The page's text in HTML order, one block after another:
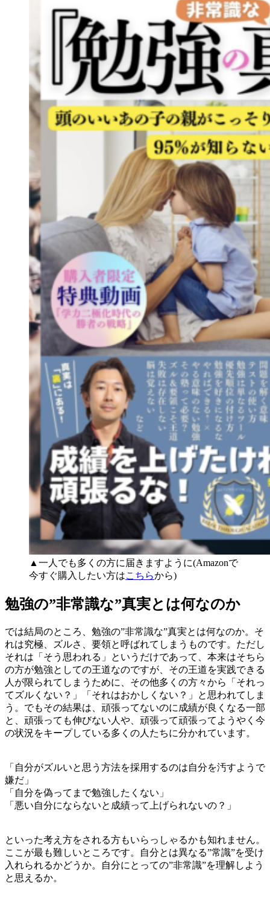
▲一人でも多くの方に届きますように(Amazonで
今すぐ購入したい方はこちらから)
勉強の”非常識な”真実とは何なのか
では結局のところ、勉強の”非常識な”真実とは何なのか。そ
れは究極、ズルさ、要領と呼ばれてしまうものです。ただし
それは「そう思われる」というだけであって、本来はそちら
の方が勉強としての王道なのですが、その王道を実践できる
人が限られてしまうために、その他多くの方々から「それっ
てズルくない？」「それはおかしくない？」と思われてしま
う。でもその結果は、頑張ってないのに成績が良くなる一部
と、頑張っても伸びない人や、頑張って頑張ってようやく今
の状況をキープしている多くの人たちに分かれています。
「自分がズルいと思う方法を採用するのは自分を汚すようで
嫌だ」
「自分を偽ってまで勉強したくない」
「悪い自分にならないと成績って上げられないの？」
といった考え方をされる方もいらっしゃるかも知れません。
ここが最も難しいところです。自分とは異なる”常識”を受け
入れられるかどうか。自分にとっての”非常識”を理解しよう
と思えるか。